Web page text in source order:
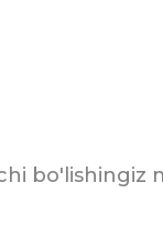
bo'lishingiz